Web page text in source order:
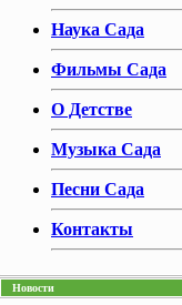
Наука Сада
Фильмы Сада
О Детстве
Музыка Сада
Песни Сада
Контакты
Новости